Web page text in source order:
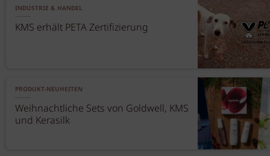
INDUSTRIE & HANDEL
KMS erhält PETA Zertifizierung
PRODUKT-NEUHEITEN
Weihnachtliche Sets von Goldwell, KMS
und Kerasilk